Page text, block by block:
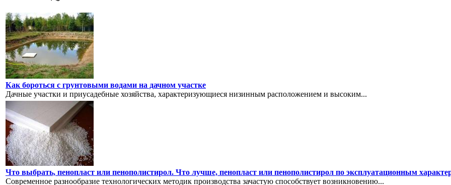
Как бороться с грунтовыми водами на дачном участке
Дачные участки и приусадебные хозяйства, характеризующиеся низинным расположением и высоким...
Что выбрать, пенопласт или пенополистирол. Что лучше, пенопласт или пенополистирол по эксплуатационным
Современное разнообразие технологических методик производства зачастую способствует возникновению...